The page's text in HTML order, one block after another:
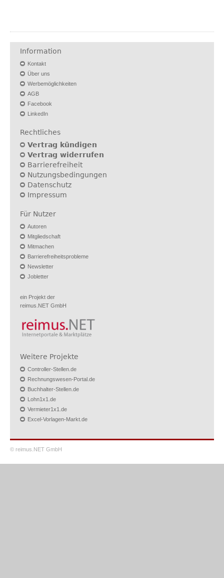
Information
Kontakt
Über uns
Werbemöglichkeiten
AGB
Facebook
LinkedIn
Rechtliches
Vertrag kündigen
Vertrag widerrufen
Barrierefreiheit
Nutzungsbedingungen
Datenschutz
Impressum
Für Nutzer
Autoren
Mitgliedschaft
Mitmachen
Barrierefreiheitsprobleme
Newsletter
Jobletter
ein Projekt der
reimus.NET GmbH
Weitere Projekte
Controller-Stellen.de
Rechnungswesen-Portal.de
Buchhalter-Stellen.de
Lohn1x1.de
Vermieter1x1.de
Excel-Vorlagen-Markt.de
© reimus.NET GmbH